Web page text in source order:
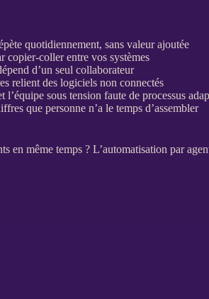
quotidiennement, sans valeur ajoutée
copier-coller entre vos systèmes
d’un seul collaborateur
relient des logiciels non connectés
l’équipe sous tension faute de processus
que personne n’a le temps d’assembler
en même temps ? L’automatisation par